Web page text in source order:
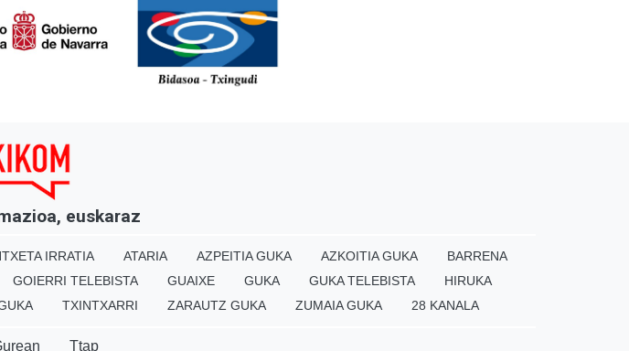
euskaraz
IRRATIA ATARIA AZPEITIA GUKA AZKOITIA GUKA
BARRENA
GOIERRI TELEBISTA GUAIXE GUKA GUKA TELEBISTA
HIRUKA
TXINTXARRI ZARAUTZ GUKA ZUMAIA GUKA 28 KANALA
Ttap